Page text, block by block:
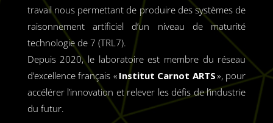
travail nous permettant de produire des systèmes de
raisonnement artificiel d’un niveau de maturité
technologie de 7 (TRL7).
Depuis 2020, le laboratoire est membre du réseau
d’excellence français « Institut Carnot ARTS», pour
accélérer l’innovation et relever les défis de l’industrie
du futur.